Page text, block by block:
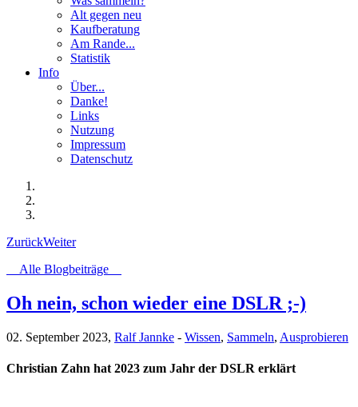
Alt gegen neu
Kaufberatung
Am Rande...
Statistik
Info
Über...
Danke!
Links
Nutzung
Impressum
Datenschutz
ZurückWeiter
Alle Blogbeiträge
Oh nein, schon wieder eine DSLR ;-)
02. September 2023, Ralf Jannke - Wissen, Sammeln, Ausprobieren
Christian Zahn hat 2023 zum Jahr der DSLR erklärt